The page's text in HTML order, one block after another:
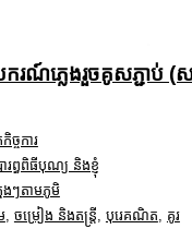
ករណ៍ភ្លេងរួចគូសភ្ជាប់ (
ច្ចការ
ារព្ធពិធីបុណ្យ និងខ្ញុំ
េងៗតាមភូមិ
, ចម្រៀង និងតន្ត្រី, បុរេគណិត, គូរ